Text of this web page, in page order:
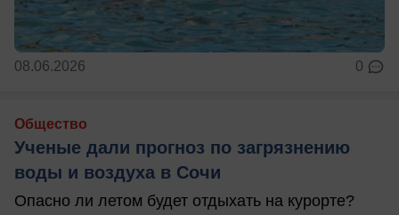
08.06.2026 0
Общество
Ученые дали прогноз по загрязнению
воды и воздуха в Сочи
Опасно ли летом будет отдыхать на курорте?